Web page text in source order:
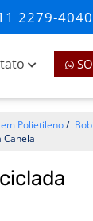
2279-4040
Polietileno/
Canela